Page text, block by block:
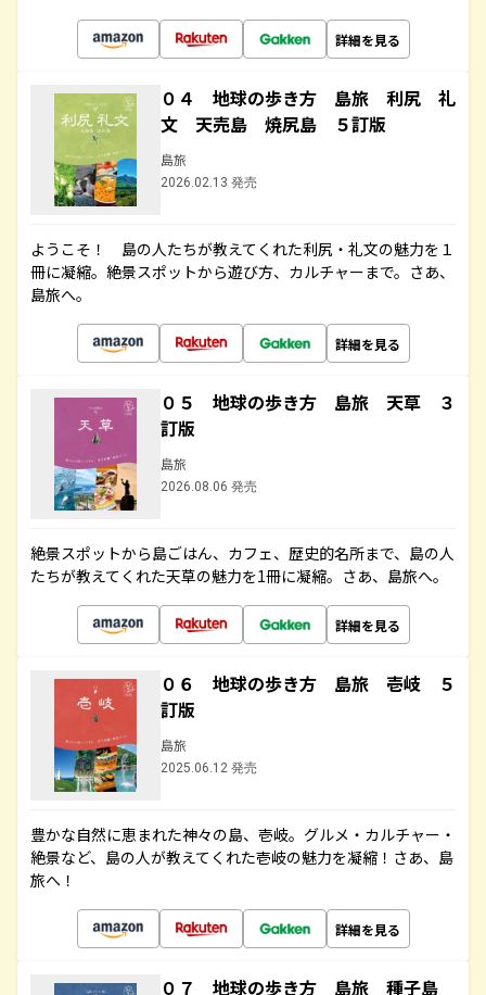
詳細を見る
０４ 地球の歩き方 島旅 利尻 礼
文 天売島 焼尻島 ５訂版
島旅
2026.02.13 発売
ようこそ！ 島の人たちが教えてくれた利尻・礼文の魅力を１
冊に凝縮。絶景スポットから遊び方、カルチャーまで。さあ、
島旅へ。
詳細を見る
０５ 地球の歩き方 島旅 天草 ３
訂版
島旅
2026.08.06 発売
絶景スポットから島ごはん、カフェ、歴史的名所まで、島の人
たちが教えてくれた天草の魅力を1冊に凝縮。さあ、島旅へ。
詳細を見る
０６ 地球の歩き方 島旅 壱岐 ５
訂版
島旅
2025.06.12 発売
豊かな自然に恵まれた神々の島、壱岐。グルメ・カルチャー・
絶景など、島の人が教えてくれた壱岐の魅力を凝縮！さあ、島
旅へ！
詳細を見る
０７ 地球の歩き方 島旅 種子島